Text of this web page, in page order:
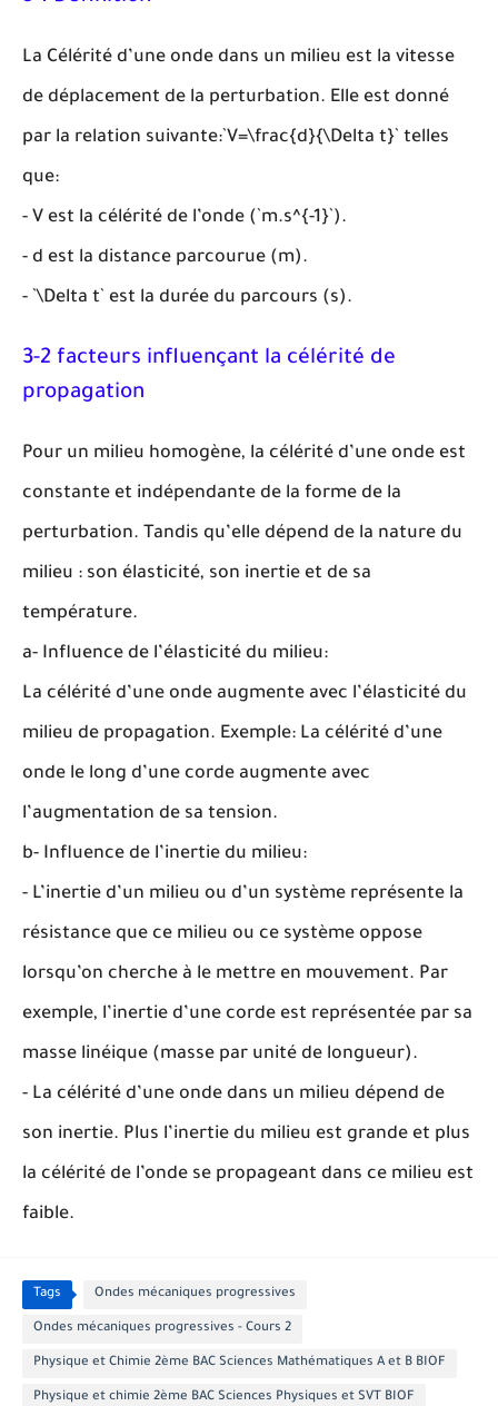
La Célérité d’une onde dans un milieu est la vitesse
de déplacement de la perturbation. Elle est donné
par la relation suivante:`V=\frac{d}{\Delta t}` telles
que:
- V est la célérité de l’onde (`m.s^{-1}`).
- d est la distance parcourue (m).
- `\Delta t` est la durée du parcours (s).
3-2 facteurs influençant la célérité de
propagation
Pour un milieu homogène, la célérité d’une onde est
constante et indépendante de la forme de la
perturbation. Tandis qu’elle dépend de la nature du
milieu : son élasticité, son inertie et de sa
température.
a- Influence de l’élasticité du milieu:
La célérité d’une onde augmente avec l’élasticité du
milieu de propagation. Exemple: La célérité d’une
onde le long d’une corde augmente avec
l’augmentation de sa tension.
b- Influence de l’inertie du milieu:
- L’inertie d’un milieu ou d’un système représente la
résistance que ce milieu ou ce système oppose
lorsqu’on cherche à le mettre en mouvement. Par
exemple, l’inertie d’une corde est représentée par sa
masse linéique (masse par unité de longueur).
- La célérité d’une onde dans un milieu dépend de
son inertie. Plus l’inertie du milieu est grande et plus
la célérité de l’onde se propageant dans ce milieu est
faible.
Tags Ondes mécaniques progressives
Ondes mécaniques progressives - Cours 2
Physique et Chimie 2ème BAC Sciences Mathématiques A et B BIOF
Physique et chimie 2ème BAC Sciences Physiques et SVT BIOF